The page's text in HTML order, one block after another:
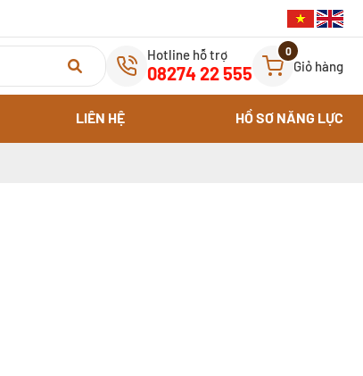
Hotline hỗ trợ
08274 22 555
0
Giỏ hàng
LIÊN HỆ HỒ SƠ NĂNG LỰC